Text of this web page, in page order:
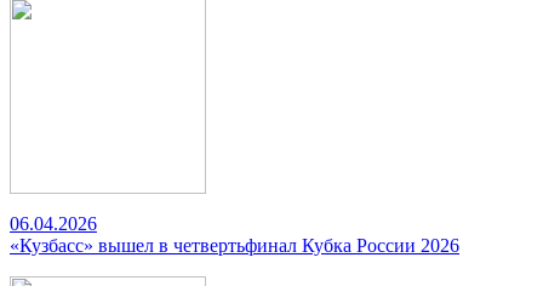
06.04.2026
«Кузбасс» вышел в четвертьфинал Кубка России 2026